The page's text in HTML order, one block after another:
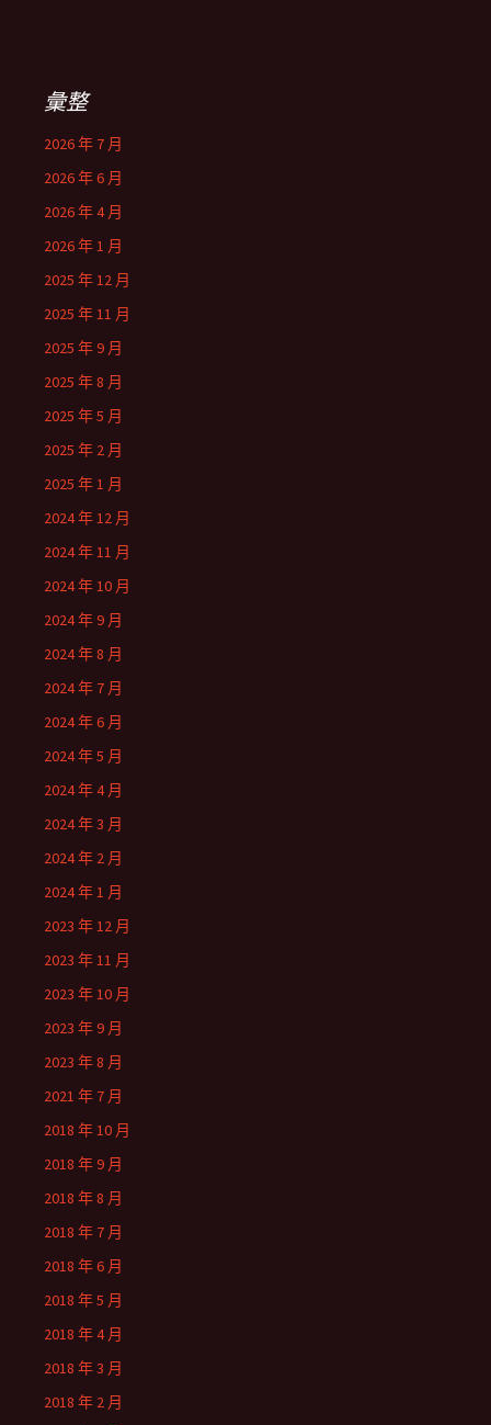
彙整
2026 年 7 月
2026 年 6 月
2026 年 4 月
2026 年 1 月
2025 年 12 月
2025 年 11 月
2025 年 9 月
2025 年 8 月
2025 年 5 月
2025 年 2 月
2025 年 1 月
2024 年 12 月
2024 年 11 月
2024 年 10 月
2024 年 9 月
2024 年 8 月
2024 年 7 月
2024 年 6 月
2024 年 5 月
2024 年 4 月
2024 年 3 月
2024 年 2 月
2024 年 1 月
2023 年 12 月
2023 年 11 月
2023 年 10 月
2023 年 9 月
2023 年 8 月
2021 年 7 月
2018 年 10 月
2018 年 9 月
2018 年 8 月
2018 年 7 月
2018 年 6 月
2018 年 5 月
2018 年 4 月
2018 年 3 月
2018 年 2 月